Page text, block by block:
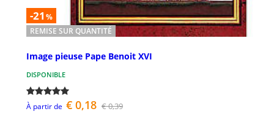
-21 %
REMISE SUR QUANTITÉ
Image pieuse Pape Benoit XVI
DISPONIBLE
À partir de € 0,18 € 0,39